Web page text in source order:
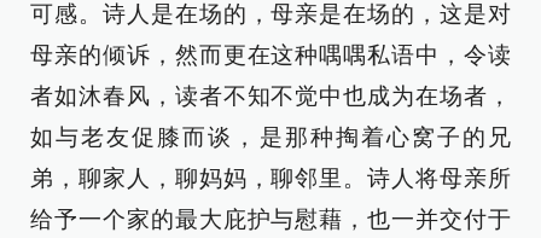
可感。诗人是在场的，母亲是在场的，这是对
母亲的倾诉，然而更在这种喁喁私语中，令读
者如沐春风，读者不知不觉中也成为在场者，
如与老友促膝而谈，是那种掏着心窝子的兄
弟，聊家人，聊妈妈，聊邻里。诗人将母亲所
给予一个家的最大庇护与慰藉，也一并交付于